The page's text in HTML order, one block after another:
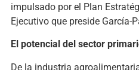
impulsado por el Plan
Ejecutivo que preside García-
El potencial del sector
De la industria